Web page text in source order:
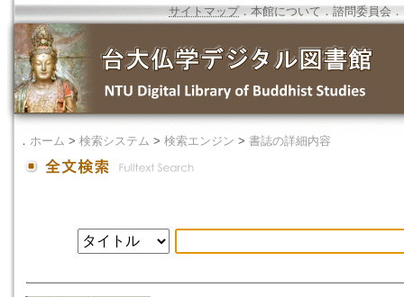
サイトマップ．本館について ． 諮問委員会 ．
． ホーム > 検索システム > 検索エンジン > 書誌の詳細内容